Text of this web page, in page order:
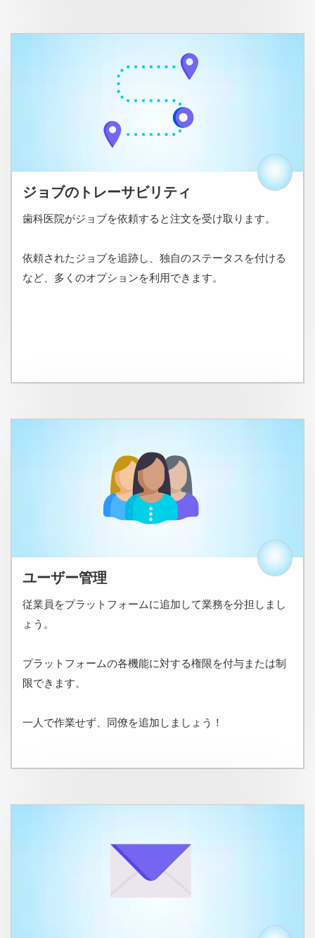
ジョブのトレーサビリティ
歯科医院がジョブを依頼すると注文を受け取ります。
依頼されたジョブを追跡し、独自のステータスを付ける
など、多くのオプションを利用できます。
ユーザー管理
従業員をプラットフォームに追加して業務を分担しまし
ょう。
プラットフォームの各機能に対する権限を付与または制
限できます。
一人で作業せず、同僚を追加しましょう！